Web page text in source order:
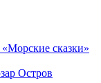
сказки»
Остров